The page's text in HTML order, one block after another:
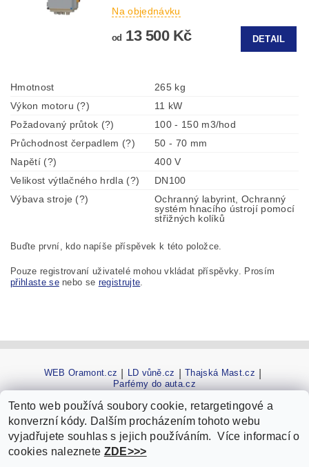
Na objednávku
od 13 500 Kč DETAIL
Hmotnost
265 kg
Výkon motoru (?)
11 kW
Požadovaný průtok (?)
100 - 150 m3/hod
Průchodnost čerpadlem (?)
50 - 70 mm
Napětí (?)
400 V
Velikost výtlačného hrdla (?)
DN100
Výbava stroje (?)
Ochranný labyrint, Ochranný
systém hnacího ústrojí pomocí
střižných kolíků
Buďte první, kdo napíše příspěvek k této položce.
Pouze registrovaní uživatelé mohou vkládat příspěvky. Prosím
přihlaste senebo se registrujte.
WEB Oramont.cz LD vůně.cz Thajská Mast.cz
Parfémy do auta.cz
Tento web používá soubory cookie, retargetingové a
konverzní kódy. Dalším procházením tohoto webu
vyjadřujete souhlas s jejich používáním. Více informací o
cookies naleznete ZDE>>>